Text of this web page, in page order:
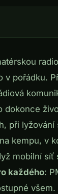
v pořádku.
dokonce
při lyžování
kempu, v
mobilní síť
každého:
všem.